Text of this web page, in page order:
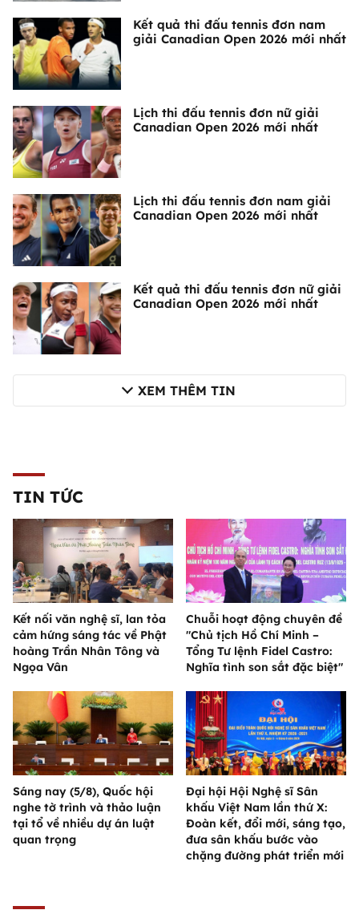
Kết quả thi đấu tennis đơn nam
giải Canadian Open 2026 mới nhất
Lịch thi đấu tennis đơn nữ giải
Canadian Open 2026 mới nhất
Lịch thi đấu tennis đơn nam giải
Canadian Open 2026 mới nhất
Kết quả thi đấu tennis đơn nữ giải
Canadian Open 2026 mới nhất
XEM THÊM TIN
TIN TỨC
Kết nối văn nghệ sĩ, lan tỏa
cảm hứng sáng tác về Phật
hoàng Trần Nhân Tông và
Ngọa Vân
Chuỗi hoạt động chuyên đề
"Chủ tịch Hồ Chí Minh –
Tổng Tư lệnh Fidel Castro:
Nghĩa tình son sắt đặc biệt"
Sáng nay (5/8), Quốc hội
nghe tờ trình và thảo luận
tại tổ về nhiều dự án luật
quan trọng
Đại hội Hội Nghệ sĩ Sân
khấu Việt Nam lần thứ X:
Đoàn kết, đổi mới, sáng tạo,
đưa sân khấu bước vào
chặng đường phát triển mới